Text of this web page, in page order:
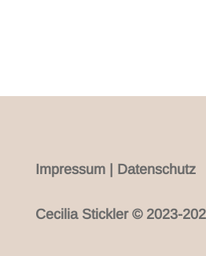
Impressum| Datenschutz
Cecilia Stickler © 2023-